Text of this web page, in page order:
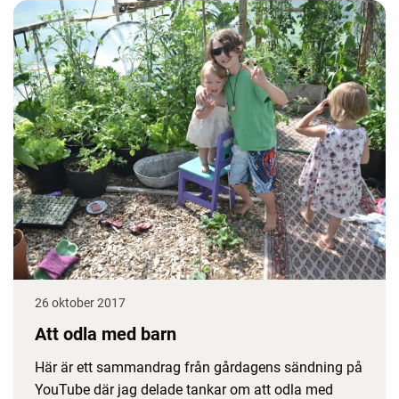
26 oktober 2017
Att odla med barn
Här är ett sammandrag från gårdagens sändning på
YouTube där jag delade tankar om att odla med